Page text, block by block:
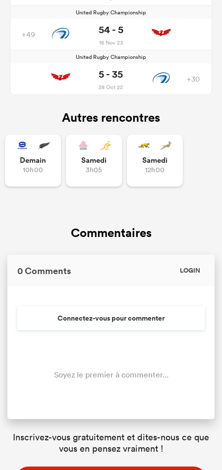
United Rugby Championship
+49 54 - 5
18 Nov 23
United Rugby Championship
5 - 35
28 Oct 22
+30
Autres rencontres
Demain
10h00
Samedi
3h05
Samedi
12h00
Commentaires
0 Comments LOGIN
Connectez-vous pour commenter
Soyez le premier à commenter...
Inscrivez-vous gratuitement et dites-nous ce que
vous en pensez vraiment !